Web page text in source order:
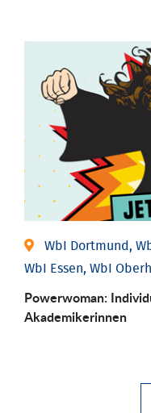
WbI Dortmund,
WbI Essen, WbI
Powerwoman:
Aka­demiker­innen